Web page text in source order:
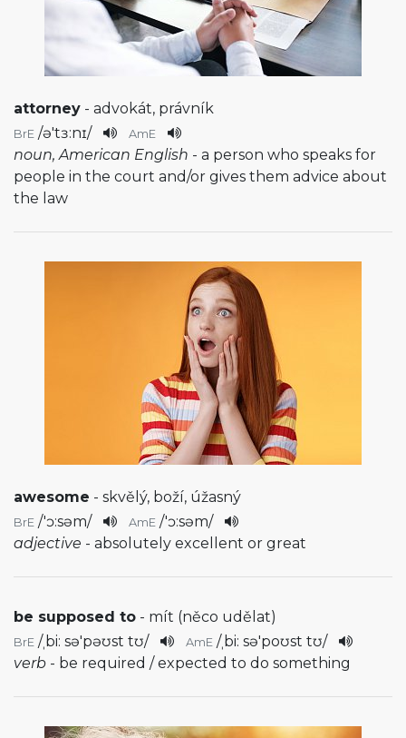
attorney - advokát, právník
BrE /ə'tɜ:nɪ/ AmE
noun, American English - a person who speaks for
people in the court and/or gives them advice about
the law
awesome - skvělý, boží, úžasný
BrE /'ɔ:səm/ AmE /'ɔ:səm/
adjective - absolutely excellent or great
be supposed to - mít (něco udělat)
BrE /ˌbi: sə'pəʊst tʊ/ AmE /ˌbi: sə'poʊst tʊ/
verb - be required / expected to do something